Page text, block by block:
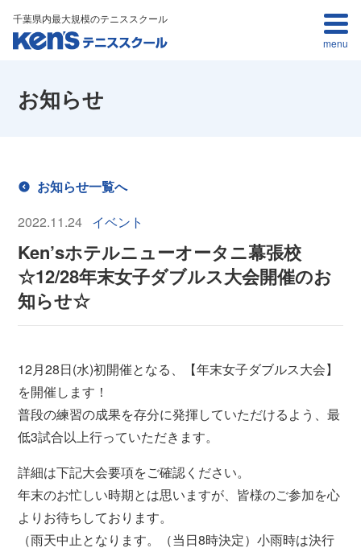
千葉県内最大規模のテニススクール
menu
お知らせ
お知らせ一覧へ
2022.11.24 イベント
Ken’sホテルニューオータニ幕張校
☆12/28年末女子ダブルス大会開催のお
知らせ☆
12月28日(水)初開催となる、【年末女子ダブルス大会】
を開催します！
普段の練習の成果を存分に発揮していただけるよう、最
低3試合以上行っていただきます。
詳細は下記大会要項をご確認ください。
年末のお忙しい時期とは思いますが、皆様のご参加を心
よりお待ちしております。
（雨天中止となります。（当日8時決定）小雨時は決行